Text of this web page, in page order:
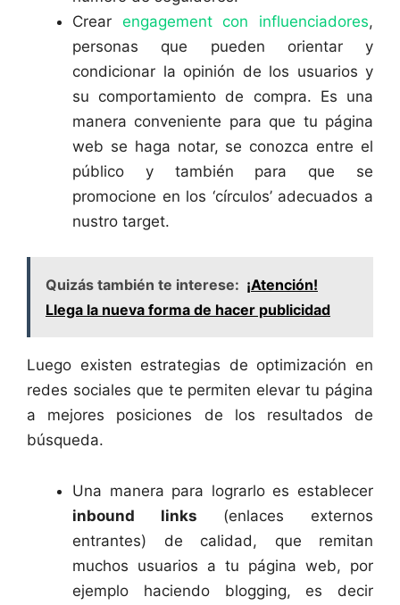
Crear engagement con influenciadores,
personas que pueden orientar y
condicionar la opinión de los usuarios y
su comportamiento de compra. Es una
manera conveniente para que tu página
web se haga notar, se conozca entre el
público y también para que se
promocione en los ‘círculos’ adecuados a
nustro target.
Quizás también te interese: ¡Atención!
Llega la nueva forma de hacer publicidad
Luego existen estrategias de optimización en
redes sociales que te permiten elevar tu página
a mejores posiciones de los resultados de
búsqueda.
Una manera para lograrlo es establecer
inbound links (enlaces externos
entrantes) de calidad, que remitan
muchos usuarios a tu página web, por
ejemplo haciendo blogging, es decir